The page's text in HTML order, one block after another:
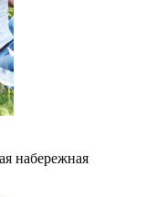
набережная